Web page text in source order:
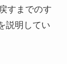
すまでのす
説明してい